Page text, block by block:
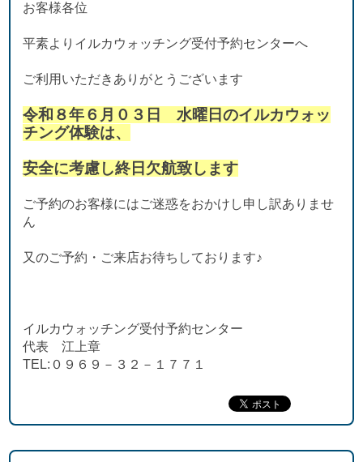
お客様各位
平素よりイルカウォッチング受付予約センターへ
ご利用いただきありがとうございます
令和８年６月０３日 水曜日のイルカウォッ
チング体験は、
安全に考慮し終日欠航致します
ご予約のお客様にはご迷惑をおかけし申し訳ありませ
ん
又のご予約・ご来店お待ちしております♪
イルカウォッチング受付予約センター
代表 江上章
TEL:０９６９－３２－１７７１